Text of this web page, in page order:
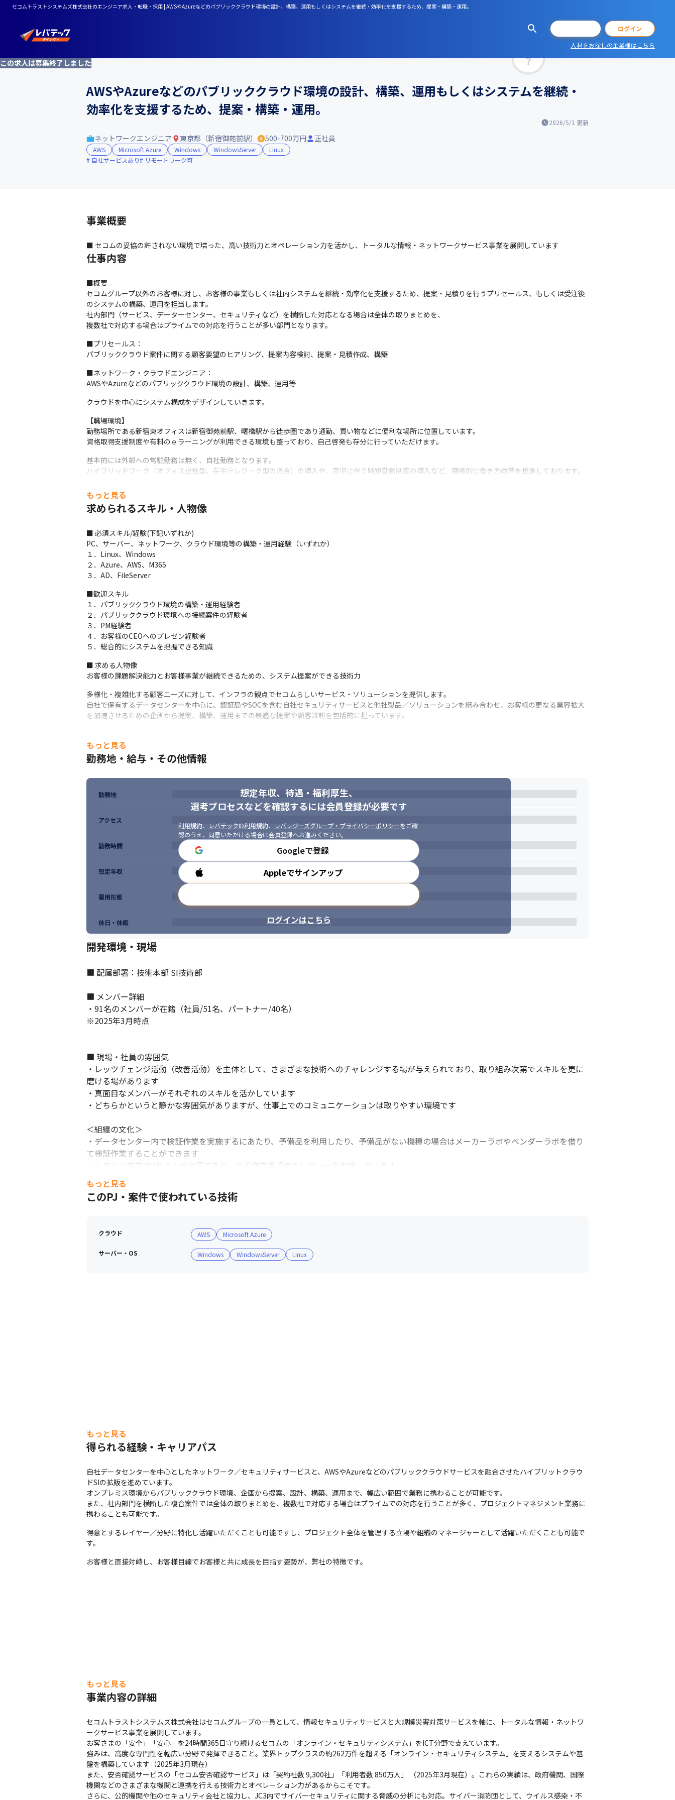
セコムトラストシステムズ株式会社のエンジニア求人・転職・採用 | AWSやAzureなどのパブリッククラウド環境の設計、構築、運用もしくはシステムを継続・効率化を支援するため、提案・構築・運用。
ログイン
人材をお探しの企業様はこちら
この求人は募集終了しました
AWSやAzureなどのパブリッククラウド環境の設計、構築、運用もしくはシステムを継続・
効率化を支援するため、提案・構築・運用。
2026/5/1 更新
ネットワークエンジニア 東京都（新宿御苑前駅） 500-700万円 正社員
AWS Microsoft Azure Windows WindowsServer
Linux
自社サービスあり
リモートワーク可
事業概要
■ セコムの妥協の許されない環境で培った、高い技術力とオペレーション力を活かし、トータルな情報・ネットワークサービス事業を展開しています
仕事内容
■概要
セコムグループ以外のお客様に対し、お客様の事業もしくは社内システムを継続・効率化を支援するため、提案・見積りを行うプリセールス、もしくは受注後
のシステムの構築、運用を担当します。
社内部門（サービス、データーセンター、セキュリティなど）を横断した対応となる場合は全体の取りまとめを、
複数社で対応する場合はプライムでの対応を行うことが多い部門となります。
■プリセールス：
パブリッククラウド案件に関する顧客要望のヒアリング、提案内容検討、提案・見積作成、構築
■ネットワーク・クラウドエンジニア：
AWSやAzureなどのパブリッククラウド環境の設計、構築、運用等
クラウドを中心にシステム構成をデザインしていきます。
【職場環境】
勤務場所である新宿東オフィスは新宿御苑前駅、曙橋駅から徒歩圏であり通勤、買い物などに便利な場所に位置しています。
資格取得支援制度や有料のｅラーニングが利用できる環境も整っており、自己啓発も存分に行っていただけます。
基本的には外部への常駐勤務は無く、自社勤務となります。
ハイブリッドワーク（オフィス出社型、在宅テレワーク型の混合）の導入や、育児に伴う時短勤務制度の導入など、積極的に働き方改革を推進しております。
変更の範囲：会社の定める業務
もっと見る
求められるスキル・人物像
■ 必須スキル/経験(下記いずれか)
PC、サーバー、ネットワーク、クラウド環境等の構築・運用経験（いずれか）
１．Linux、Windows
２．Azure、AWS、M365
３．AD、FileServer
■歓迎スキル
１．パブリッククラウド環境の構築・運用経験者
２．パブリッククラウド環境への接続案件の経験者
３．PM経験者
４．お客様のCEOへのプレゼン経験者
５．総合的にシステムを把握できる知識
■ 求める人物像
お客様の課題解決能力とお客様事業が継続できるための、システム提案ができる技術力
多様化・複雑化する顧客ニーズに対して、インフラの観点でセコムらしいサービス・ソリューションを提供します。
自社で保有するデータセンターを中心に、認証局やSOCを含む自社セキュリティサービスと他社製品／ソリューションを組み合わせ、お客様の更なる業容拡大
を加速させるための企画から提案、構築、運用までの最適な提案や顧客深耕を包括的に担っています。
もっと見る
勤務地・給与・その他情報
想定年収、待遇・福利厚生、
選考プロセスなどを確認するには会員登録が必要です
利用規約、 レバテックID利用規約、 レバレジーズグループ・プライバシーポリシーをご確
認のうえ、同意いただける場合は会員登録へお進みください。
Googleで登録
Appleでサインアップ
ログインはこちら
勤務地
アクセス
勤務時間
想定年収
雇用形態
休日・休暇
開発環境・現場
■ 配属部署：技術本部 SI技術部
■ メンバー詳細
・91名のメンバーが在籍（社員/51名、パートナー/40名）
※2025年3月時点
■ 現場・社員の雰囲気
・レッツチェンジ活動（改善活動）を主体として、さまざまな技術へのチャレンジする場が与えられており、取り組み次第でスキルを更に
磨ける場があります
・真面目なメンバーがそれぞれのスキルを活かしています
・どちらかというと静かな雰囲気がありますが、仕事上でのコミュニケーションは取りやすい環境です
＜組織の文化＞
・データセンター内で検証作業を実施するにあたり、予備品を利用したり、予備品がない機種の場合はメーカーラボやベンダーラボを借り
て検証作業することができます
・システム作業は2名以上が必須であり、必ず作業手順書のレビューを実施しています
・なにかあったときのエスカレーション体制が敷かれており、チーム一丸で解決に向けて邁進しています
■ 働く環境
・出社の際は、フリーアドレス制になっていますので、自由に席を選べます
・一人で集中したいメンバー向けに集中ブースも設置しています
もっと見る
このPJ・案件で使われている技術
クラウド AWS Microsoft Azure
サーバー・OS Windows WindowsServer Linux
もっと見る
得られる経験・キャリアパス
自社データセンターを中心としたネットワーク／セキュリティサービスと、AWSやAzureなどのパブリッククラウドサービスを融合させたハイブリットクラウ
ドSIの拡販を進めています。
オンプレミス環境からパブリッククラウド環境、企画から提案、設計、構築、運用まで、幅広い範囲で業務に携わることが可能です。
また、社内部門を横断した複合案件では全体の取りまとめを、複数社で対応する場合はプライムでの対応を行うことが多く、プロジェクトマネジメント業務に
携わることも可能です。
得意とするレイヤー／分野に特化し活躍いただくことも可能ですし、プロジェクト全体を管理する立場や組織のマネージャーとして活躍いただくことも可能で
す。
お客様と直接対峙し、お客様目線でお客様と共に成長を目指す姿勢が、弊社の特徴です。
もっと見る
事業内容の詳細
セコムトラストシステムズ株式会社はセコムグループの一員として、情報セキュリティサービスと大規模災害対策サービスを軸に、トータルな情報・ネットワ
ークサービス事業を展開しています。
お客さまの「安全」「安心」を24時間365日守り続けるセコムの「オンライン・セキュリティシステム」をICT分野で支えています。
強みは、高度な専門性を幅広い分野で発揮できること。業界トップクラスの約262万件を超える「オンライン・セキュリティシステム」を支えるシステムや基
盤を構築しています（2025年3月現在）
また、安否確認サービスの「セコム安否確認サービス」は「契約社数 9,300社」「利用者数 850万人」 （2025年3月現在）。これらの実績は、政府機関、国際
機関などのさまざまな機関と連携を行える技術力とオペレーション力があるからこそです。
さらに、公的機関や他のセキュリティ会社と協力し、JC3内でサイバーセキュリティに関する脅威の分析にも対応。サイバー消防団として、ウイルス感染・不